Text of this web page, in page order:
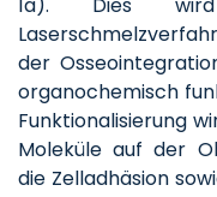
der
organochemisch
Funktionalisierung
Moleküle auf der
die Zelladhäsion